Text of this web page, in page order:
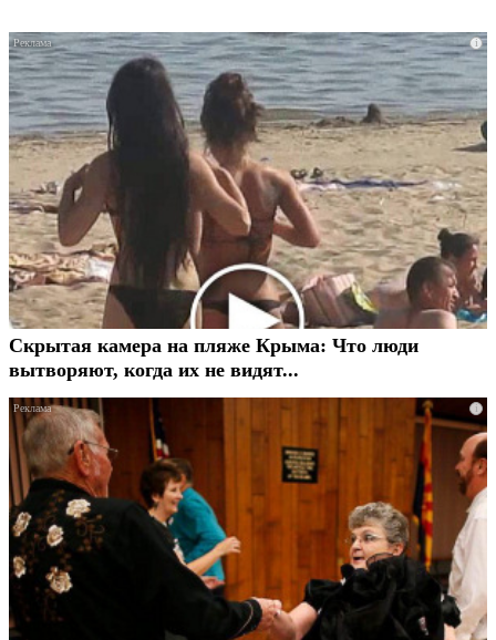
i
Скрытая камера на пляже Крыма: Что люди
вытворяют, когда их не видят...
i